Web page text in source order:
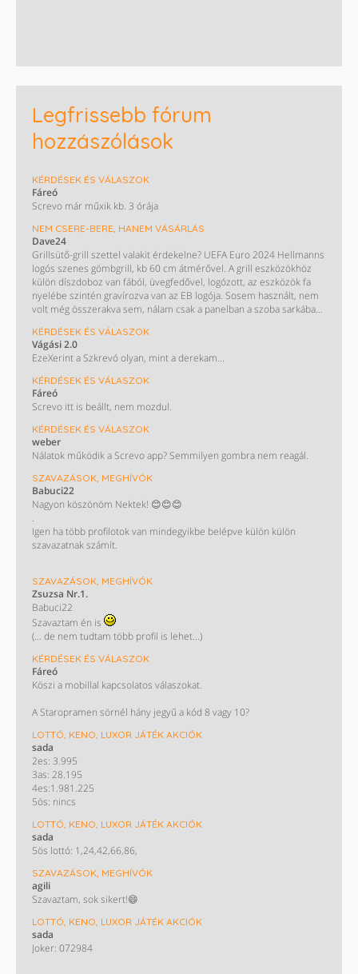
Legfrissebb fórum
hozzászólások
KÉRDÉSEK ÉS VÁLASZOK
Fáreó
Screvo már műxik kb. 3 órája
NEM CSERE-BERE, HANEM VÁSÁRLÁS
Dave24
Grillsütő-grill szettel valakit érdekelne? UEFA Euro 2024 Hellmanns
logós szenes gömbgrill, kb 60 cm átmérővel. A grill eszközökhöz
külön díszdoboz van fából, üvegfedővel, logózott, az eszközök fa
nyelébe szintén gravírozva van az EB logója. Sosem használt, nem
volt még összerakva sem, nálam csak a panelban a szoba sarkában
porosodik a dobozban.
KÉRDÉSEK ÉS VÁLASZOK
Vágási 2.0
EzeXerint a Szkrevó olyan, mint a derekam...
KÉRDÉSEK ÉS VÁLASZOK
Fáreó
Screvo itt is beállt, nem mozdul.
KÉRDÉSEK ÉS VÁLASZOK
weber
Nálatok működik a Screvo app? Semmilyen gombra nem reagál.
SZAVAZÁSOK, MEGHÍVÓK
Babuci22
Nagyon köszönöm Nektek! 😊😊😊
.
Igen ha több profilotok van mindegyikbe belépve külön külön
szavazatnak számít.
/ Most nem műkszik a screvo oldal de majd biztos helyrehozzàk/
SZAVAZÁSOK, MEGHÍVÓK
Zsuzsa Nr.1.
Babuci22
Szavaztam én is
(... de nem tudtam több profil is lehet...)
KÉRDÉSEK ÉS VÁLASZOK
Fáreó
Köszi a mobillal kapcsolatos válaszokat.
A Staropramen sörnél hány jegyű a kód 8 vagy 10?
LOTTÓ, KENO, LUXOR JÁTÉK AKCIÓK
sada
2es: 3.995
3as: 28.195
4es:1.981.225
5ös: nincs
LOTTÓ, KENO, LUXOR JÁTÉK AKCIÓK
sada
5ös lottó: 1,24,42,66,86,
SZAVAZÁSOK, MEGHÍVÓK
agili
Szavaztam, sok sikert!😄
LOTTÓ, KENO, LUXOR JÁTÉK AKCIÓK
sada
Joker: 072984